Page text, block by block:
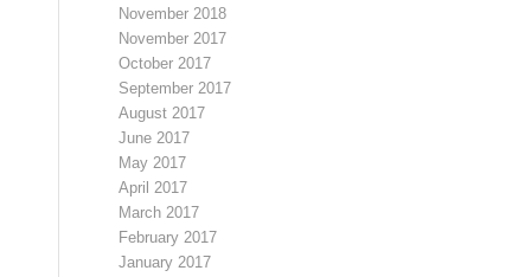
November 2018
November 2017
October 2017
September 2017
August 2017
June 2017
May 2017
April 2017
March 2017
February 2017
January 2017